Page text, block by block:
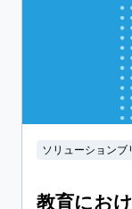
ソリューションブ
教育にお